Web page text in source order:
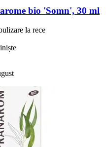
arome bio 'Somn', 30 ml
la rece